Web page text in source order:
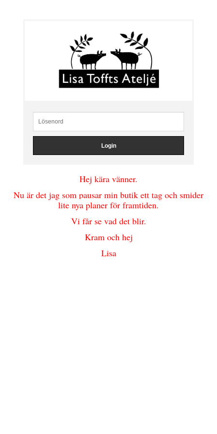
Hej kära vänner.
Nu är det jag som pausar min butik ett tag och smider
lite nya planer för framtiden.
Vi får se vad det blir.
Kram och hej
Lisa